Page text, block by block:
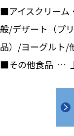
■アイスクリーム
般/デザート（プ
品）/ヨーグルト/
■その他食品 …